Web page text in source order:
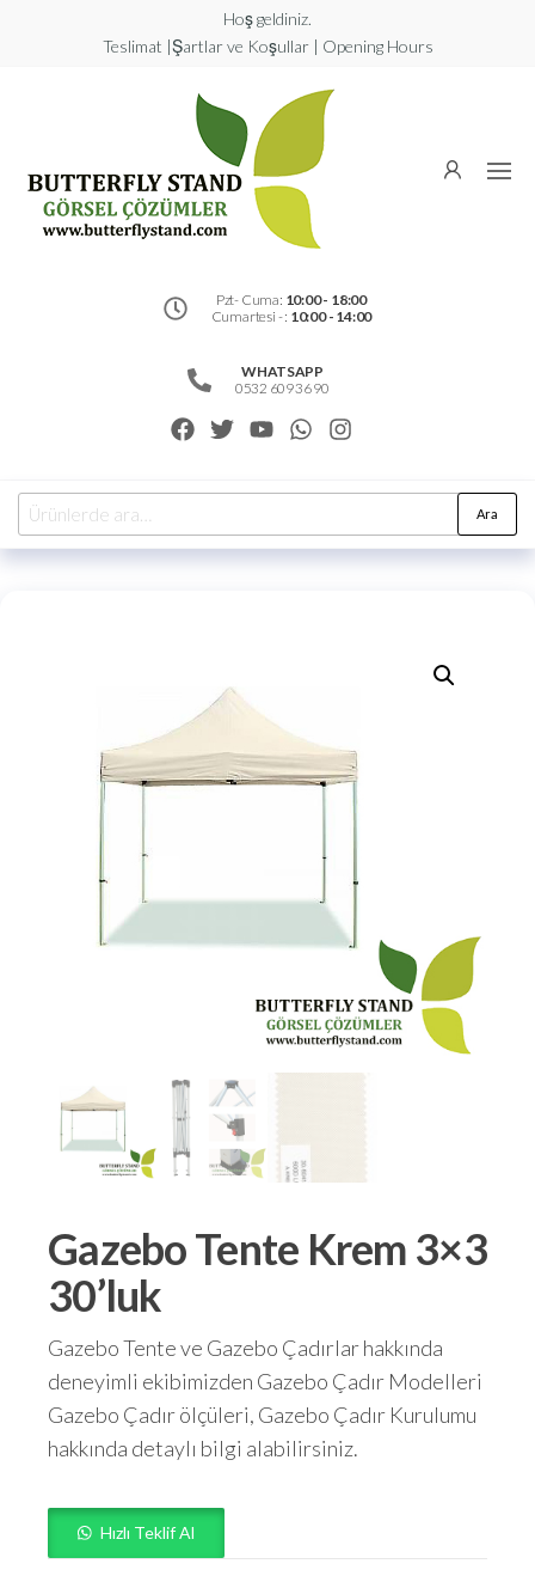
Hoş geldiniz.
Teslimat |Şartlar ve Koşullar | Opening Hours
Görsel
Pzt- Cuma: 10:00 - 18:00
Cumartesi - : 10:00 - 14:00
WHATSAPP
0532 609 36 90
Ara
Gazebo Tente Krem 3×3
30’luk
Gazebo Tente ve Gazebo Çadırlar hakkında
deneyimli ekibimizden Gazebo Çadır Modelleri
Gazebo Çadır ölçüleri, Gazebo Çadır Kurulumu
hakkında detaylı bilgi alabilirsiniz.
Hızlı Teklif Al